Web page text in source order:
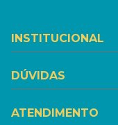
INSTITUCIONAL
DÚVIDAS
ATENDIMENTO